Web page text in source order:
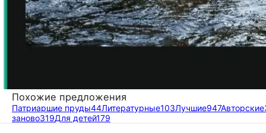
Похожие предложения
Патриаршие пруды44Литературные103Лучшие947Авторские
заново319Для детей179